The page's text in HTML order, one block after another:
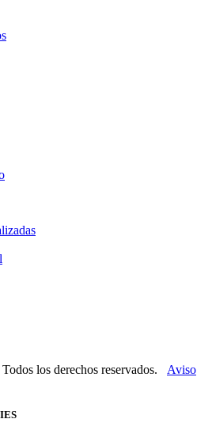
los derechos reservados. Aviso